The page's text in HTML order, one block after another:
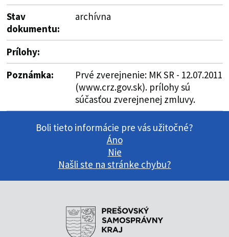
Stav
dokumentu:
archívna
Prílohy:
Poznámka:
Prvé zverejnenie: MK SR - 12.07.2011
(www.crz.gov.sk). prílohy sú
súčasťou zverejnenej zmluvy.
Boli tieto informácie pre vás užitočné?
Áno
Nie
Našli ste na stránke chybu?